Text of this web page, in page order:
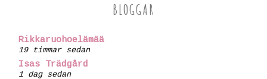
BLOGGAR
Rikkaruohoelämää
19 timmar sedan
Isas Trädgård
1 dag sedan